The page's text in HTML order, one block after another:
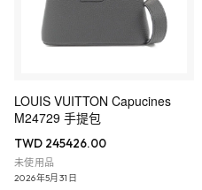
LOUIS VUITTON Capucines
M24729 手提包
TWD 245426.00
未使用品
2026年5月31日